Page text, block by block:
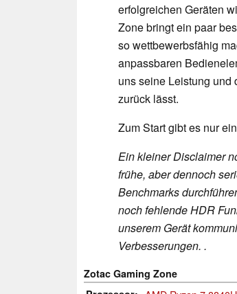
erfolgreichen Geräten
Zone bringt ein paar
so wettbewerbsfähig
anpassbaren
uns seine Leistung und
zurück lässt.
Zum Start gibt es nur
Ein kleiner Disclaimer
frühe, aber dennoch
Benchmarks
noch fehlende HDR
unserem Gerät
Verbesserungen. .
Zotac Gaming Zone